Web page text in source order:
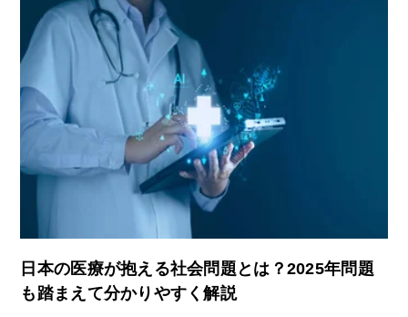
日本の医療が抱える社会問題とは？2025年問題
も踏まえて分かりやすく解説